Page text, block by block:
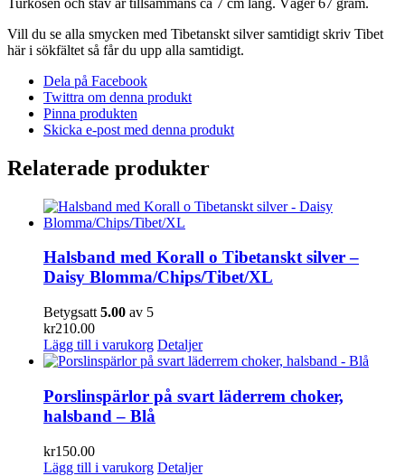
Vill du se alla smycken med Tibetanskt silver samtidigt skriv Tibet
här i sökfältet så får du upp alla samtidigt.
Dela på Facebook
Twittra om denna produkt
Pinna produkten
Skicka e-post med denna produkt
Relaterade produkter
Halsband med Korall o Tibetanskt silver –
Daisy Blomma/Chips/Tibet/XL
Betygsatt 5.00 av 5
kr210.00
Lägg till i varukorg Detaljer
Porslinspärlor på svart läderrem choker,
halsband – Blå
kr150.00
Lägg till i varukorg Detaljer